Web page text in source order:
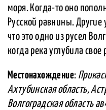
моря. Когда-то оно
Русской равнины.
что это одно из русел
когда река углубила свое
Местонахождение:
Ахтубинская область,
Волгоградская область